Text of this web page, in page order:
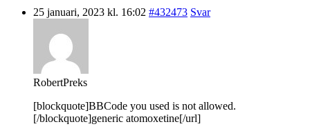
25 januari, 2023 kl. 16:02 #432473 Svar
RobertPreks
[blockquote]BBCode you used is not allowed.
[/blockquote]generic atomoxetine[/url]